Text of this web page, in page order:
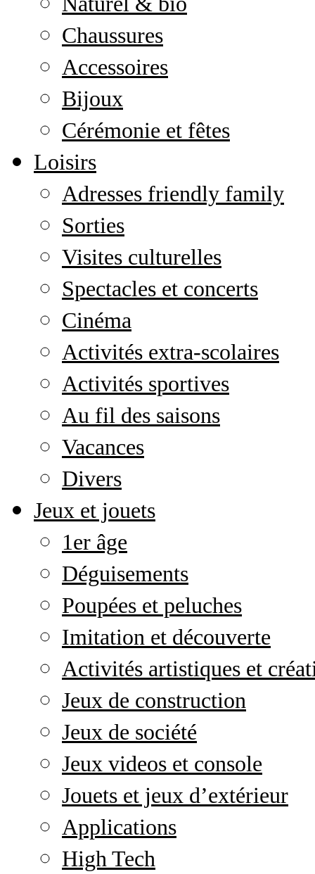
Chaussures
Accessoires
Bijoux
Cérémonie et fêtes
Loisirs
Adresses friendly family
Sorties
Visites culturelles
Spectacles et concerts
Cinéma
Activités extra-scolaires
Activités sportives
Au fil des saisons
Vacances
Divers
Jeux et jouets
1er âge
Déguisements
Poupées et peluches
Imitation et découverte
Activités artistiques et
Jeux de construction
Jeux de société
Jeux videos et console
Jouets et jeux d’extérieur
Applications
High Tech